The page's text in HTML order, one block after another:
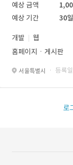
예상 금액
예상 기간
30일
개발
웹
홈페이지ㆍ게시판
서울특별시 · 등록
로